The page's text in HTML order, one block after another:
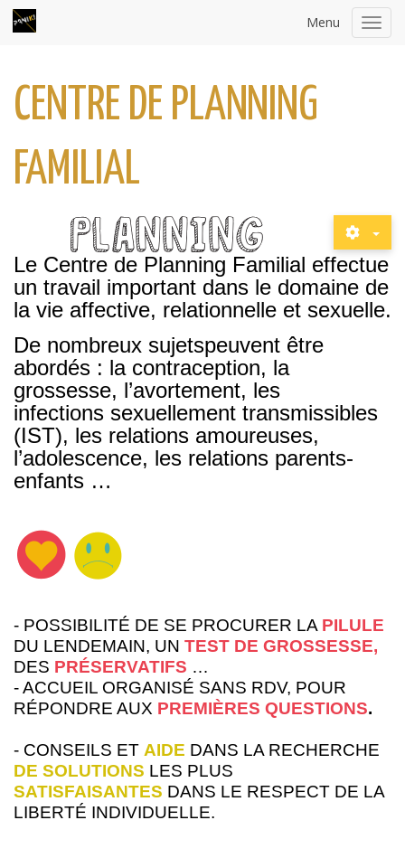
Menu
CENTRE DE PLANNING
FAMILIAL
Le Centre de Planning Familial effectue
un travail important dans le domaine de
la vie affective, relationnelle et sexuelle.
De nombreux sujetspeuvent être
abordés : la contraception, la
grossesse, l’avortement, les
infections sexuellement transmissibles
(IST), les relations amoureuses,
l’adolescence, les relations parents-
enfants …
- POSSIBILITÉ DE SE PROCURER LA PILULE
DU LENDEMAIN, UN TEST DE GROSSESSE,
DES PRÉSERVATIFS …
- ACCUEIL ORGANISÉ SANS RDV, POUR
RÉPONDRE AUX PREMIÈRES QUESTIONS.
- CONSEILS ET AIDE DANS LA RECHERCHE
DE SOLUTIONS LES PLUS
SATISFAISANTES DANS LE RESPECT DE LA
LIBERTÉ INDIVIDUELLE.